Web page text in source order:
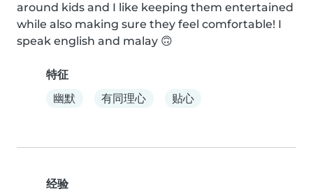
around kids and I like keeping them entertained
while also making sure they feel comfortable! I
speak english and malay 🙃
特征
幽默
有同理心 贴心
经验